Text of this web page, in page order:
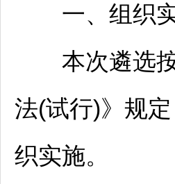
一、组织
本次遴选
法(试行)》规
织实施。